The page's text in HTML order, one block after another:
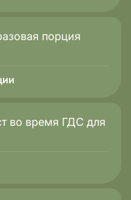
ИБС
порция
во время ГДС для